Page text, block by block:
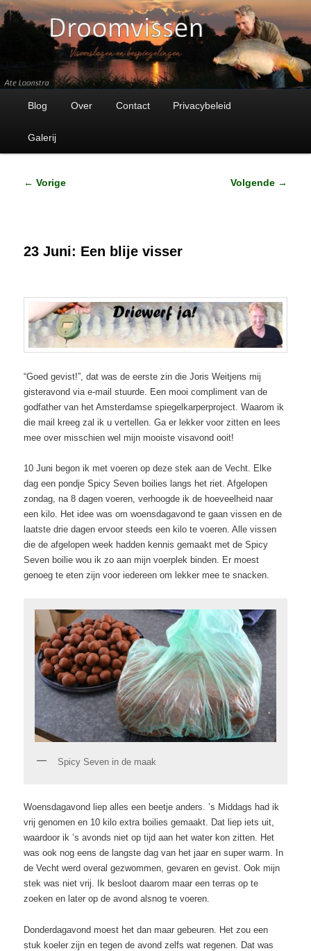
Droomvissen
Visverhalen en bespiegelingen
Spring
naar
Blog Over Contact Privacybeleid
Galerij
Bericht
← Vorige Volgende →
23 Juni: Een blije visser
“Goed gevist!”, dat was de eerste zin die Joris Weitjens mij
gisteravond via e-mail stuurde. Een mooi compliment van de
godfather van het Amsterdamse spiegelkarperproject. Waarom ik
die mail kreeg zal ik u vertellen. Ga er lekker voor zitten en lees
mee over misschien wel mijn mooiste visavond ooit!
10 Juni begon ik met voeren op deze stek aan de Vecht. Elke
dag een pondje Spicy Seven boilies langs het riet. Afgelopen
zondag, na 8 dagen voeren, verhoogde ik de hoeveelheid naar
een kilo. Het idee was om woensdagavond te gaan vissen en de
laatste drie dagen ervoor steeds een kilo te voeren. Alle vissen
die de afgelopen week hadden kennis gemaakt met de Spicy
Seven boilie wou ik zo aan mijn voerplek binden. Er moest
genoeg te eten zijn voor iedereen om lekker mee te snacken.
Spicy Seven in de maak
Woensdagavond liep alles een beetje anders. ’s Middags had ik
vrij genomen en 10 kilo extra boilies gemaakt. Dat liep iets uit,
waardoor ik ’s avonds niet op tijd aan het water kon zitten. Het
was ook nog eens de langste dag van het jaar en super warm. In
de Vecht werd overal gezwommen, gevaren en gevist. Ook mijn
stek was niet vrij. Ik besloot daarom maar een terras op te
zoeken en later op de avond alsnog te voeren.
Donderdagavond moest het dan maar gebeuren. Het zou een
stuk koeler zijn en tegen de avond zelfs wat regenen. Dat was